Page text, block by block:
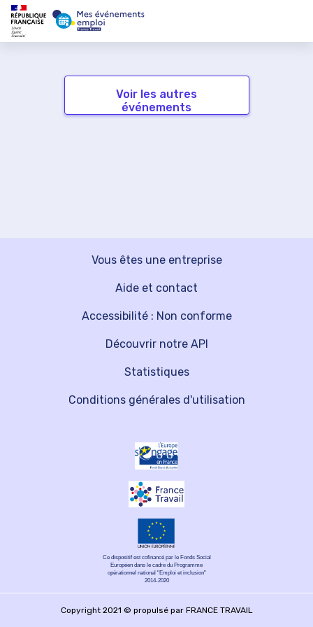
Voir les autres
événements
Vous êtes une entreprise
Découvrir notre API
Aide et contact
Statistiques
Accessibilité : Non conforme
Conditions générales d'utilisation
Ce dispositif est cofinancé par le Fonds Social
Européen dans le cadre du Programme
opérationnel national "Emploi et inclusion"
2014-2020
Copyright 2021 © propulsé par FRANCE TRAVAIL